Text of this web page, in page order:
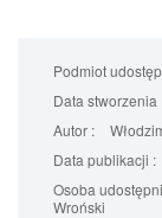
Podmiot
Data stworzenia
Autor :
Data publikacji :
Osoba
Wroński